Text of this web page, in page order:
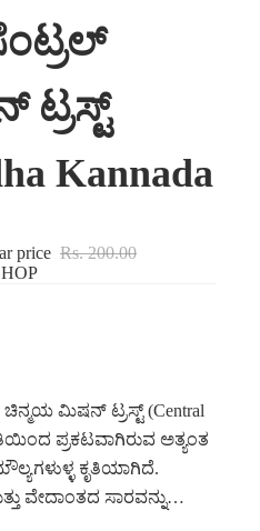
Kannada
price Rs. 200.00
ಮಿಷನ್ ಟ್ರಸ್ಟ್ (Central
ಪ್ರಕಟವಾಗಿರುವ ಅತ್ಯಂತ
ಕೃತಿಯಾಗಿದೆ.
ವೇದಾಂತದ ಸಾರವನ್ನು
ಸರಳ ಭಾಷೆಯಲ್ಲಿ